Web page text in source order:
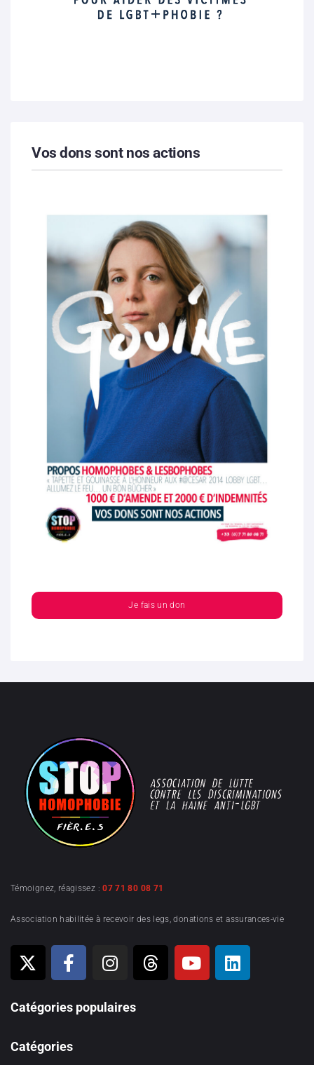
Vos dons sont nos actions
Je fais un don
Témoignez, réagissez :07 71 80 08 71
Association habilitée à recevoir des legs, donations et assurances-vie
Catégories populaires
Catégories